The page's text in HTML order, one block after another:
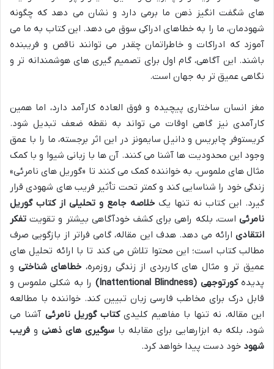
های شگفت انگیز ذهن ما برمی دارد و نشان می دهد که چگونه
شهودمان، ما را به خطاهای ادراکی سوق می دهد. این کتاب به ما می
آموزد که ادراکات و خاطراتمان چقدر می توانند ناقص و فریبنده
باشند. این آگاهی، گام اول برای تصمیم گیری های هوشمندانه تر و
نگاهی عمیق تر به جهان است.
مغز انسان ساختاری پیچیده و فوق العاده کارآمد دارد، اما همین
کارآمدی نیز گاهی اوقات می تواند به نقطه ضعف تبدیل شود.
کریستوفر چابریس و دانیل سایمونز در این اثر برجسته، ما را با عمق
وجود این محدودیت ها آشنا می کنند. آن ها با زبانی شیوا و با کمک
مثال های ملموس، به خواننده کمک می کنند تا «گوریل های نامرئی»
زندگی خود را شناسایی کند و کمتر تحت تأثیر فریب های شهودی قرار
گیرد. این کتاب نه تنها یک خلاصه جامع و تحلیلی از کتاب گوریل
نامرئی است، بلکه راهی برای کشف خودآگاهی بیشتر و تقویت تفکر
انتقادی ارائه می دهد. هدف این مقاله، گامی فراتر از بازگویی صرف
مطالب کتاب است؛ این محتوا تلاش می کند تا با ارائه تحلیل های
عمیق تر و مثال های کاربردی از زندگی روزمره، خطاهای شناختی و
پدیدهکورتوجهی (Inattentional Blindness)
را به شکلی ملموس و
قابل درک برای مخاطب فارسی زبان تبیین کند. خواننده با مطالعه
این مقاله، نه تنها با مفاهیم کلیدیکتاب گوریل نامرئی آشنا می
شود، بلکه به ابزارهایی برای مقابله با سوگیری های ذهنی و فریب
شهود خود دست پیدا خواهد کرد.